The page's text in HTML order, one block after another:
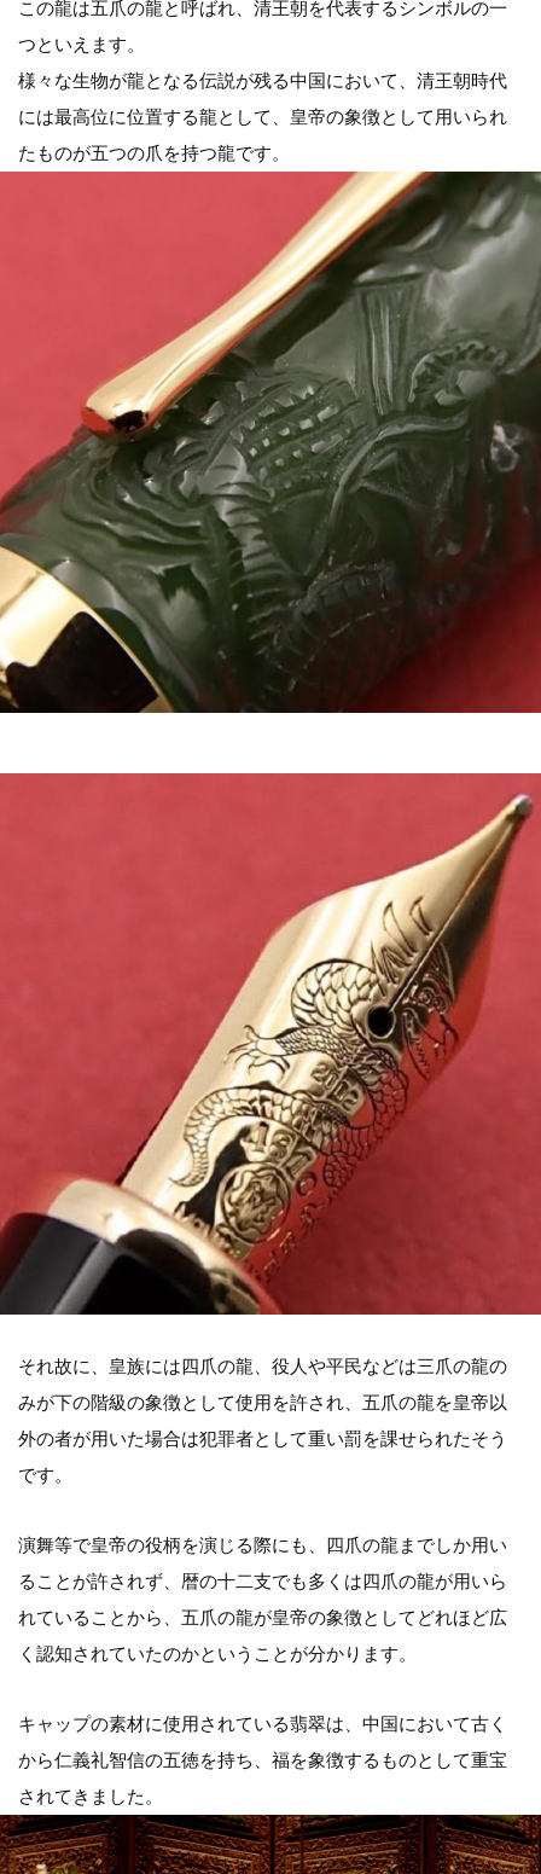
この龍は五爪の龍と呼ばれ、清王朝を代表するシンボルの一
つといえます。
様々な生物が龍となる伝説が残る中国において、清王朝時代
には最高位に位置する龍として、皇帝の象徴として用いられ
たものが五つの爪を持つ龍です。
それ故に、皇族には四爪の龍、役人や平民などは三爪の龍の
みが下の階級の象徴として使用を許され、五爪の龍を皇帝以
外の者が用いた場合は犯罪者として重い罰を課せられたそう
です。
演舞等で皇帝の役柄を演じる際にも、四爪の龍までしか用い
ることが許されず、暦の十二支でも多くは四爪の龍が用いら
れていることから、五爪の龍が皇帝の象徴としてどれほど広
く認知されていたのかということが分かります。
キャップの素材に使用されている翡翠は、中国において古く
から仁義礼智信の五徳を持ち、福を象徴するものとして重宝
されてきました。